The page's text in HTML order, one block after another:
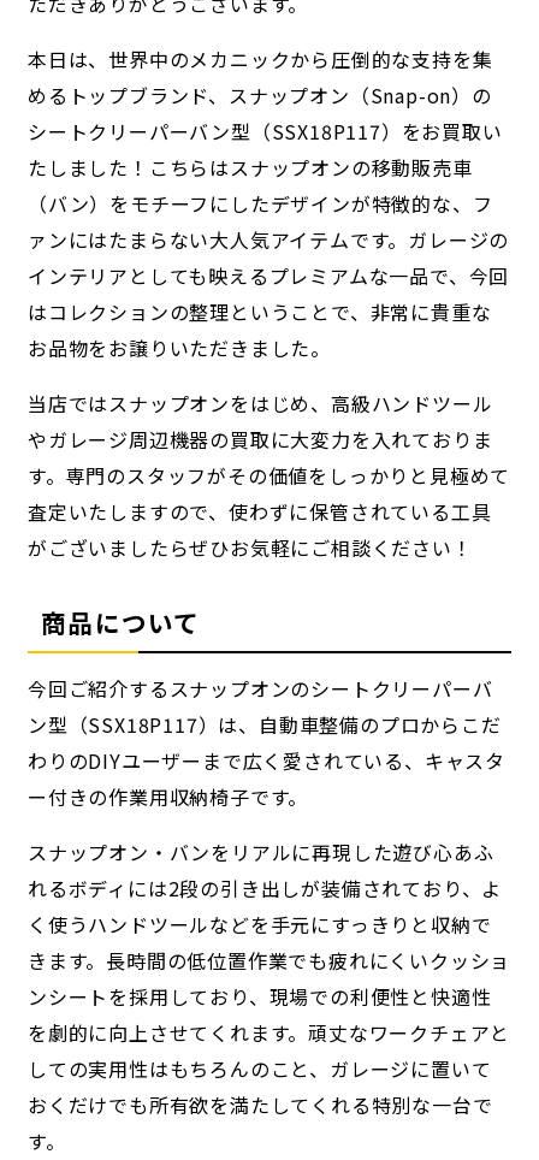
本日は、世界中のメカニックから圧倒的な支持を集
めるトップブランド、スナップオン（Snap-on）の
シートクリーパーバン型（SSX18P117）をお買取い
たしました！こちらはスナップオンの移動販売車
（バン）をモチーフにしたデザインが特徴的な、フ
ァンにはたまらない大人気アイテムです。ガレージの
インテリアとしても映えるプレミアムな一品で、今回
はコレクションの整理ということで、非常に貴重な
お品物をお譲りいただきました。
当店ではスナップオンをはじめ、高級ハンドツール
やガレージ周辺機器の買取に大変力を入れておりま
す。専門のスタッフがその価値をしっかりと見極めて
査定いたしますので、使わずに保管されている工具
がございましたらぜひお気軽にご相談ください！
商品について
今回ご紹介するスナップオンのシートクリーパーバ
ン型（SSX18P117）は、自動車整備のプロからこだ
わりのDIYユーザーまで広く愛されている、キャスタ
ー付きの作業用収納椅子です。
スナップオン・バンをリアルに再現した遊び心あふ
れるボディには2段の引き出しが装備されており、よ
く使うハンドツールなどを手元にすっきりと収納で
きます。長時間の低位置作業でも疲れにくいクッショ
ンシートを採用しており、現場での利便性と快適性
を劇的に向上させてくれます。頑丈なワークチェアと
しての実用性はもちろんのこと、ガレージに置いて
おくだけでも所有欲を満たしてくれる特別な一台で
す。